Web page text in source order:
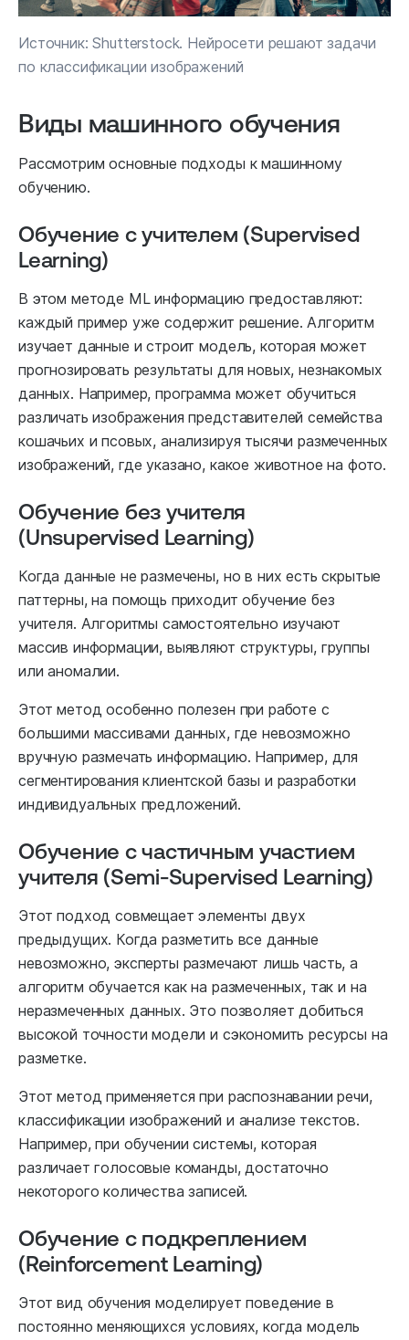
Источник: Shutterstock. Нейросети решают задачи
по классификации изображений
Виды машинного обучения
Рассмотрим основные подходы к машинному
обучению.
Обучение с учителем (Supervised
Learning)
В этом методе ML информацию предоставляют:
каждый пример уже содержит решение. Алгоритм
изучает данные и строит модель, которая может
прогнозировать результаты для новых, незнакомых
данных. Например, программа может обучиться
различать изображения представителей семейства
кошачьих и псовых, анализируя тысячи размеченных
изображений, где указано, какое животное на фото.
Обучение без учителя
(Unsupervised Learning)
Когда данные не размечены, но в них есть скрытые
паттерны, на помощь приходит обучение без
учителя. Алгоритмы самостоятельно изучают
массив информации, выявляют структуры, группы
или аномалии.
Этот метод особенно полезен при работе с
большими массивами данных, где невозможно
вручную размечать информацию. Например, для
сегментирования клиентской базы и разработки
индивидуальных предложений.
Обучение с частичным участием
учителя (Semi-Supervised Learning)
Этот подход совмещает элементы двух
предыдущих. Когда разметить все данные
невозможно, эксперты размечают лишь часть, а
алгоритм обучается как на размеченных, так и на
неразмеченных данных. Это позволяет добиться
высокой точности модели и сэкономить ресурсы на
разметке.
Этот метод применяется при распознавании речи,
классификации изображений и анализе текстов.
Например, при обучении системы, которая
различает голосовые команды, достаточно
некоторого количества записей.
Обучение с подкреплением
(Reinforcement Learning)
Этот вид обучения моделирует поведение в
постоянно меняющихся условиях, когда модель